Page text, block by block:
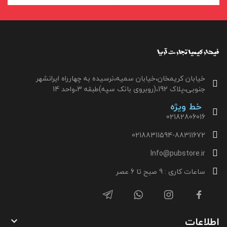
خیابان کریمخان،خیابان سمیه،نرسیده به چهارراه ایرانشهر
جنوبی،پلاک 192،(روبروی بانک سپه)طبقه 3،واحد 14
خط ویژه
02182806016
02188311594-88311672
Info@pubstore.ir
ساعات کاری : 9 صبح تا 6 عصر
اطلاعات 